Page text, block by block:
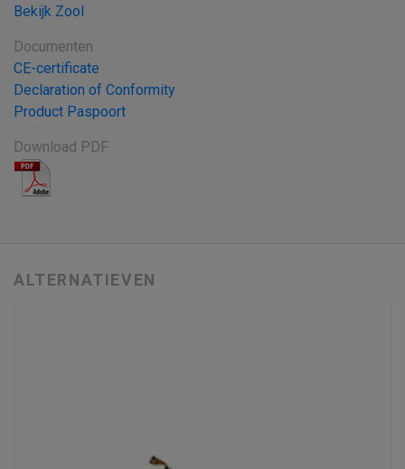
Bekijk Zool
Documenten
CE-certificate
Declaration of Conformity
Product Paspoort
Download PDF
ALTERNATIEVEN